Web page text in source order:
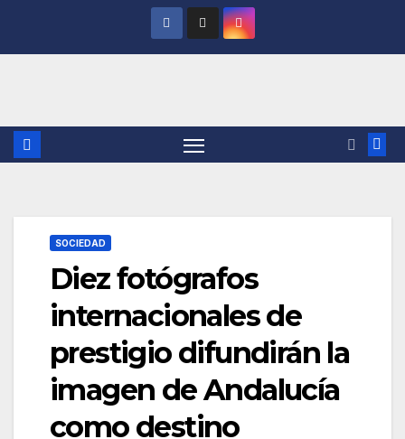
SOCIEDAD
Diez fotógrafos
internacionales de
prestigio difundirán la
imagen de Andalucía
como destino